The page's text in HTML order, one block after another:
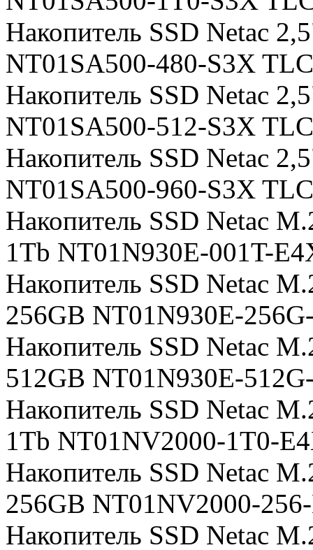
Накопитель SSD Netac
NT01SA500-480-S3X TLC
Накопитель SSD Netac
NT01SA500-512-S3X TLC
Накопитель SSD Netac
NT01SA500-960-S3X TLC
Накопитель SSD Netac
1Tb NT01N930E-001T-
Накопитель SSD Netac
256GB NT01N930E-
Накопитель SSD Netac
512GB NT01N930E-
Накопитель SSD Netac
1Tb NT01NV2000-1T0-
Накопитель SSD Netac
256GB NT01NV2000-
Накопитель SSD Netac